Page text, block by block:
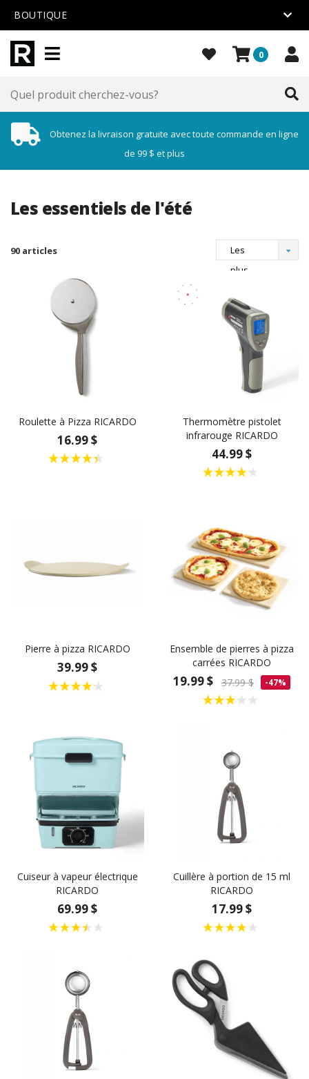
BOUTIQUE
0
Obtenez la livraison gratuite avec toute commande en ligne
de 99 $ et plus
Les essentiels de l'été
90 articles
Les
plus
Roulette à Pizza RICARDO
16.99 $
Thermomètre pistolet
infrarouge RICARDO
44.99 $
Pierre à pizza RICARDO
39.99 $
Ensemble de pierres à pizza
carrées RICARDO
19.99 $ 37.99 $ -47%
Cuiseur à vapeur électrique
RICARDO
69.99 $
Cuillère à portion de 15 ml
RICARDO
17.99 $